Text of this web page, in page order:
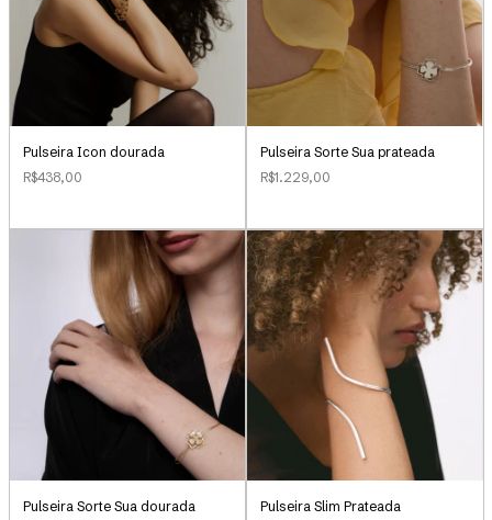
Pulseira Icon dourada
R$438,00
Pulseira Sorte Sua prateada
R$1.229,00
Pulseira Sorte Sua dourada
Pulseira Slim Prateada